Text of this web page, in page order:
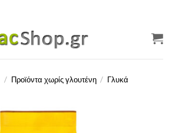
/ Προϊόντα χωρίς γλουτένη / Γλυκά